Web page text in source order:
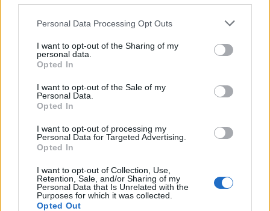
Personal Data Processing Opt Outs
I want to opt-out of the Sharing of my
personal data.
Opted In
I want to opt-out of the Sale of my
Personal Data.
Opted In
I want to opt-out of processing my
Personal Data for Targeted Advertising.
Opted In
I want to opt-out of Collection, Use,
Retention, Sale, and/or Sharing of my
Personal Data that Is Unrelated with the
Purposes for which it was collected.
Opted Out
Θέσεις εργασίας
Όλες οι Θέσεις Εργασίας
Θέσεις Εργασίας ανά Ειδικότητα